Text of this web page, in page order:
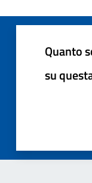
Quanto
su